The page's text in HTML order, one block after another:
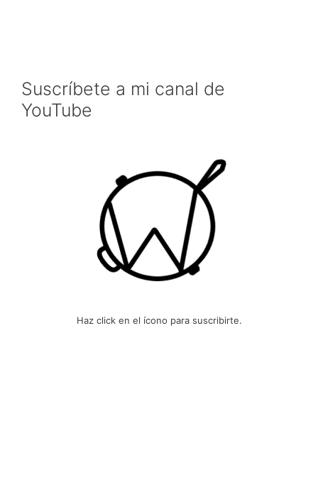
Suscríbete a mi canal de
YouTube
Haz click en el ícono para suscribirte.